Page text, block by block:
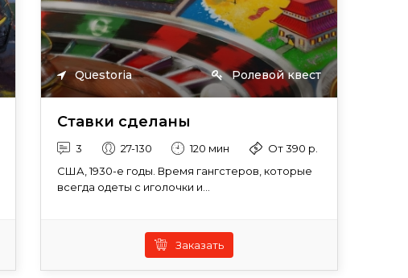
Questoria Ролевой квест
Ставки сделаны
3 27-130 120 мин
От 390 р.
США, 1930-е годы. Время гангстеров, которые
всегда одеты с иголочки и...
Заказать